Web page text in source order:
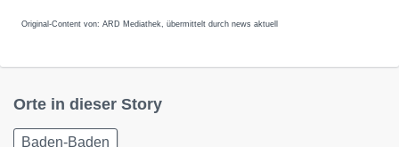
Original-Content von: ARD Mediathek, übermittelt durch news aktuell
Orte in dieser Story
Baden-Baden